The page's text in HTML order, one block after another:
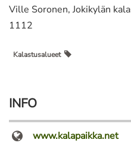
Ville Soronen, Jokikylän
1112
Kalastusalueet
INFO
www.kalapaikka.net